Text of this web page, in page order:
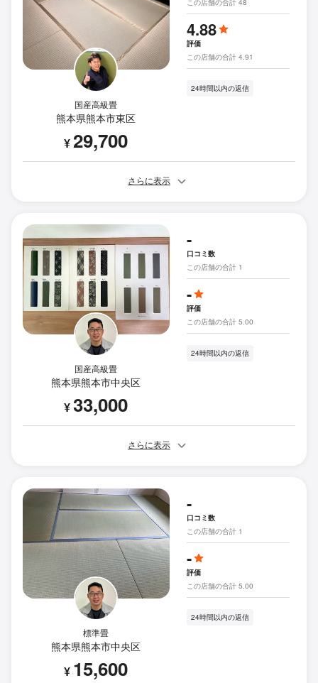
国産高級畳
熊本県熊本市東区
¥29,700
この店舗の合計 48
4.88
評価
この店舗の合計 4.91
24時間以内の返信
さらに表示
国産高級畳
熊本県熊本市中央区
¥33,000
-
口コミ数
この店舗の合計 1
-
評価
この店舗の合計 5.00
24時間以内の返信
さらに表示
標準畳
熊本県熊本市中央区
¥ 15,600
-
口コミ数
この店舗の合計 1
-
評価
この店舗の合計 5.00
24時間以内の返信